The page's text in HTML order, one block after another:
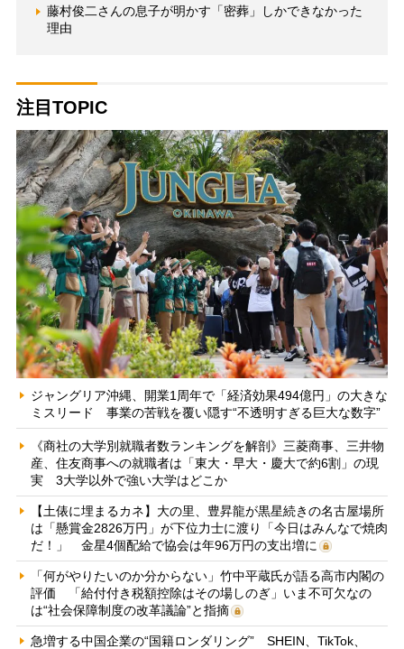
藤村俊二さんの息子が明かす「密葬」しかできなかった
理由
注目TOPIC
ジャングリア沖縄、開業1周年で「経済効果494億円」の大きな
ミスリード 事業の苦戦を覆い隠す“不透明すぎる巨大な数字”
《商社の大学別就職者数ランキングを解剖》三菱商事、三井物
産、住友商事への就職者は「東大・早大・慶大で約6割」の現
実 3大学以外で強い大学はどこか
【土俵に埋まるカネ】大の里、豊昇龍が黒星続きの名古屋場所
は「懸賞金2826万円」が下位力士に渡り「今日はみんなで焼肉
だ！」 金星4個配給で協会は年96万円の支出増に
「何がやりたいのか分からない」竹中平蔵氏が語る高市内閣の
評価 「給付付き税額控除はその場しのぎ」いま不可欠なの
は“社会保障制度の改革議論”と指摘
急増する中国企業の“国籍ロンダリング” SHEIN、TikTok、